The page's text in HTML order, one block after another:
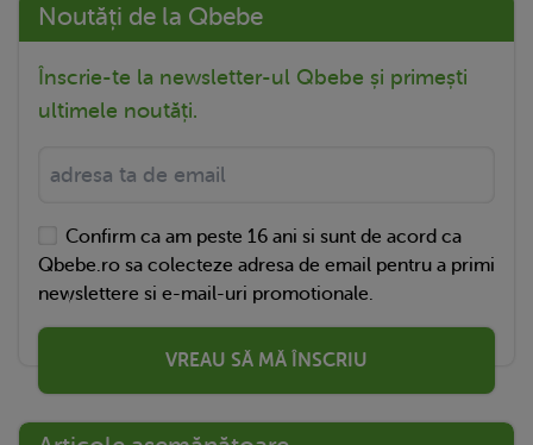
Noutăți de la Qbebe
Înscrie-te la newsletter-ul Qbebe și primești
ultimele noutăți.
Confirm ca am peste 16 ani si sunt de acord ca
Qbebe.ro sa colecteze adresa de email pentru a primi
newslettere si e-mail-uri promotionale.
VREAU SĂ MĂ ÎNSCRIU